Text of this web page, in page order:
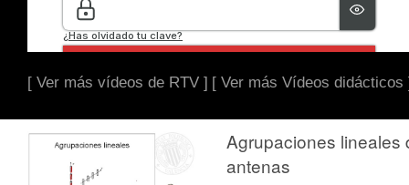
[ Ver más vídeos de RTV ] [ Ver más Vídeos didácticos
Agrupaciones lineales
antenas